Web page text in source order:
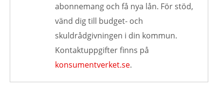
abonnemang och få nya lån. För stöd,
vänd dig till budget- och
skuldrådgivningen i din kommun.
Kontaktuppgifter finns på
konsumentverket.se.